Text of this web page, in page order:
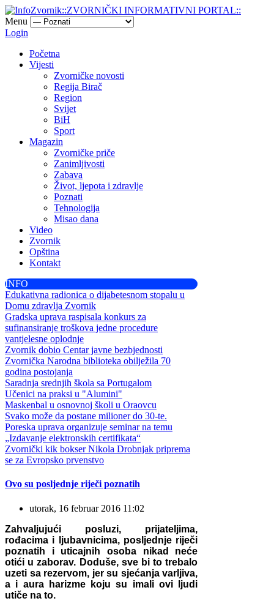
Menu
Login
Početna
Vijesti
Zvorničke novosti
Regija Birač
Region
Svijet
BiH
Sport
Magazin
Zvorničke priče
Zanimljivosti
Zabava
Život, ljepota i zdravlje
Poznati
Tehnologija
Misao dana
Video
Zvornik
Opština
Kontakt
INFO
Edukativna radionica o dijabetesnom stopalu u
Domu zdravlja Zvornik
Gradska uprava raspisala konkurs za
sufinansiranje troškova jedne procedure
vantjelesne oplodnje
Zvornik dobio Centar javne bezbjednosti
Zvornička Narodna biblioteka obilježila 70
godina postojanja
Saradnja srednjih škola sa Portugalom
Učenici na praksi u "Alumini"
Maskenbal u osnovnoj školi u Oraovcu
Svako može da postane milioner do 30-te.
Poreska uprava organizuje seminar na temu
„Izdavanje elektronskih certifikata“
Zvornički kik bokser Nikola Drobnjak priprema
se za Evropsko prvenstvo
Ovo su posljednje riječi poznatih
utorak, 16 februar 2016 11:02
Zahvaljujući posluzi, prijateljima,
rođacima i ljubavnicima, posljednje riječi
poznatih i uticajnih osoba nikad neće
otići u zaborav. Doduše, sve bi to trebalo
uzeti sa rezervom, jer su sjećanja varljiva,
a i aura harizme koju su imali ovi ljudi
utiče na to.